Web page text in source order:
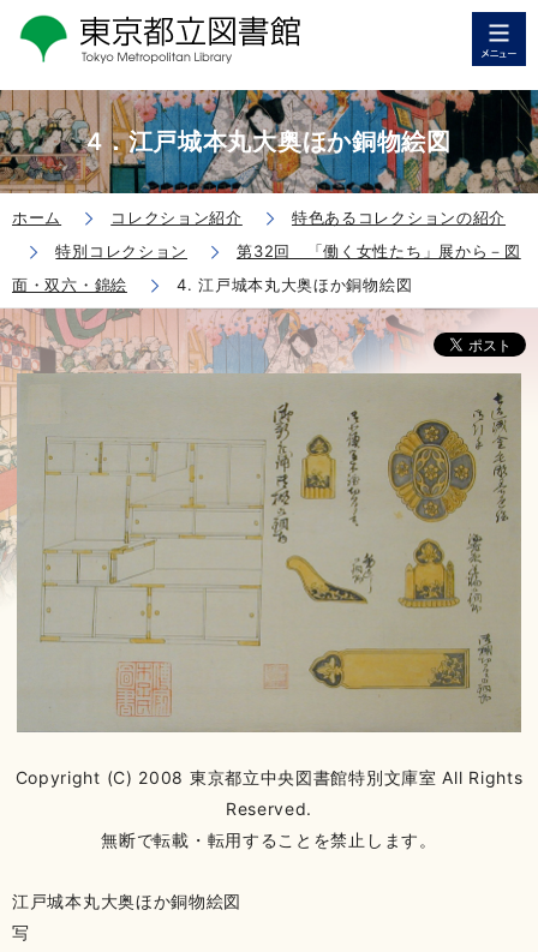
4．江戸城本丸大奥ほか銅物絵図
ホーム コレクション紹介
特色あるコレクションの紹介
特別コレクション
第32回 「働く女性たち」展から－図
面・双六・錦絵
4. 江戸城本丸大奥ほか銅物絵図
Copyright (C) 2008 東京都立中央図書館特別文庫室 All Rights
Reserved.
無断で転載・転用することを禁止します。
江戸城本丸大奥ほか銅物絵図
写